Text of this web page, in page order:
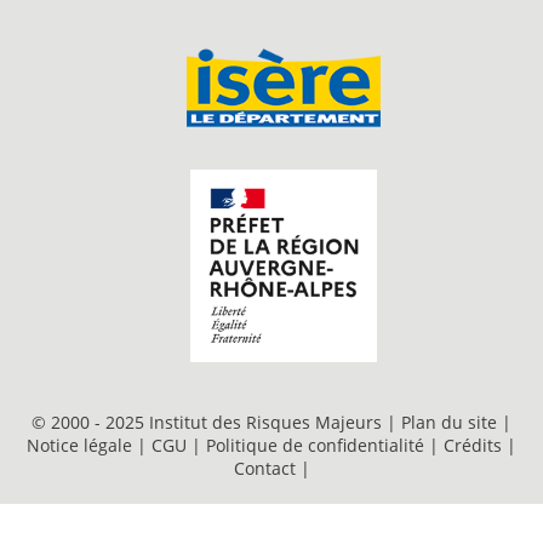
© 2000 - 2025 Institut des Risques Majeurs | Plan du site |
Notice légale | CGU | Politique de confidentialité | Crédits |
Contact |